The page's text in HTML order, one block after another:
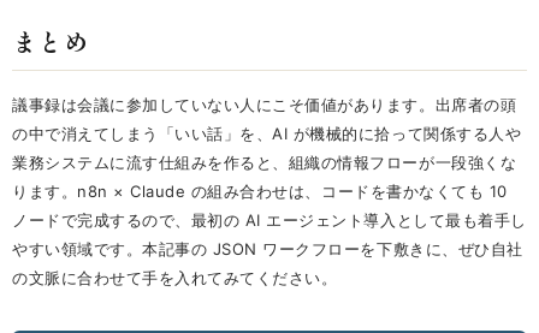
まとめ
議事録は会議に参加していない人にこそ価値があります。出席者の頭
の中で消えてしまう「いい話」を、AI が機械的に拾って関係する人や
業務システムに流す仕組みを作ると、組織の情報フローが一段強くな
ります。n8n × Claude の組み合わせは、コードを書かなくても 10
ノードで完成するので、最初の AI エージェント導入として最も着手し
やすい領域です。本記事の JSON ワークフローを下敷きに、ぜひ自社
の文脈に合わせて手を入れてみてください。